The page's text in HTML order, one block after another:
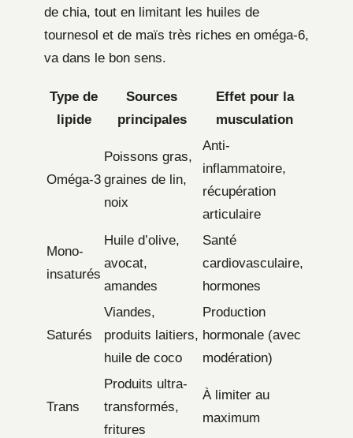
de chia, tout en limitant les huiles de
tournesol et de maïs très riches en oméga-6,
va dans le bon sens.
Type de
lipide
Sources
principales
Effet pour la
musculation
Oméga-3
Poissons gras,
graines de lin,
noix
Anti-
inflammatoire,
récupération
articulaire
Mono-
insaturés
Huile d’olive,
avocat,
amandes
Santé
cardiovasculaire,
hormones
Saturés
Viandes,
produits laitiers,
huile de coco
Production
hormonale (avec
modération)
Trans
Produits ultra-
transformés,
fritures
À limiter au
maximum